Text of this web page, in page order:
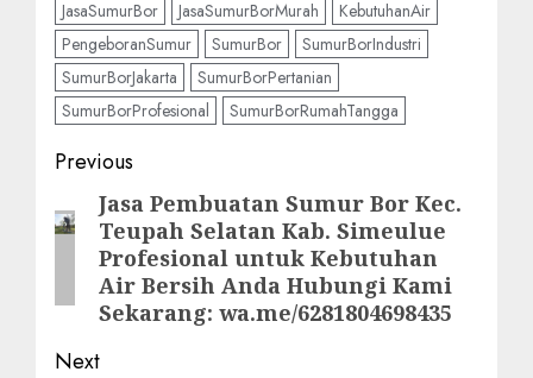
JasaSumurBor
JasaSumurBorMurah
KebutuhanAir
PengeboranSumur
SumurBor
SumurBorIndustri
SumurBorJakarta
SumurBorPertanian
SumurBorProfesional
SumurBorRumahTangga
Post
navigation
Previous
Previous
post:
Jasa Pembuatan Sumur Bor Kec.
Teupah Selatan Kab. Simeulue
Profesional untuk Kebutuhan
Air Bersih Anda Hubungi Kami
Sekarang: wa.me/6281804698435
Next